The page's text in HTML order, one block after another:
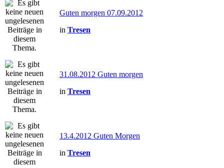
Guten morgen 07.09.2012
in Tresen
31.08.2012 Guten morgen
in Tresen
13.4.2012 Guten Morgen
in Tresen